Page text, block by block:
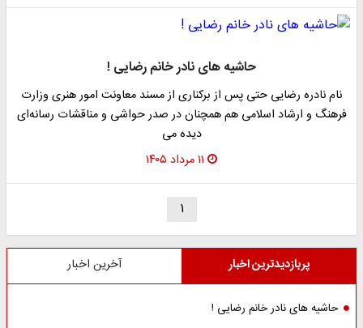
حاشیه های نادر خانم رضایی !
نام نادره رضایی حتی پس از برکناری از مسند معاونت امور هنری وزارت
فرهنگ و ارشاد اسلامی هم همچنان در صدر حواشی و مناقشات رسانه‌ای
دیده می‌
۱۱ مرداد ۱۴۰۵
۱
پربازدیدترین اخبار آخرین اخبار
حاشیه های نادر خانم رضایی !